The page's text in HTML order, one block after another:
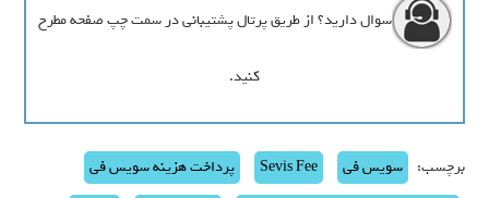
سوال دارید؟ از طریق پرتال پشتیبانی در سمت چپ صفحه مطرح
کنید.
برچسب: سویس فی Sevis Fee
پرداخت هزینه سویس فی